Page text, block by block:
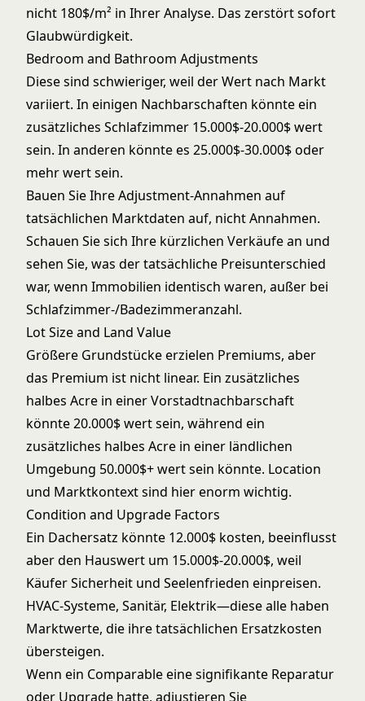
nicht 180$/m² in Ihrer Analyse. Das zerstört sofort
Glaubwürdigkeit.
Bedroom and Bathroom Adjustments
Diese sind schwieriger, weil der Wert nach Markt
variiert. In einigen Nachbarschaften könnte ein
zusätzliches Schlafzimmer 15.000$-20.000$ wert
sein. In anderen könnte es 25.000$-30.000$ oder
mehr wert sein.
Bauen Sie Ihre Adjustment-Annahmen auf
tatsächlichen Marktdaten auf, nicht Annahmen.
Schauen Sie sich Ihre kürzlichen Verkäufe an und
sehen Sie, was der tatsächliche Preisunterschied
war, wenn Immobilien identisch waren, außer bei
Schlafzimmer-/Badezimmeranzahl.
Lot Size and Land Value
Größere Grundstücke erzielen Premiums, aber
das Premium ist nicht linear. Ein zusätzliches
halbes Acre in einer Vorstadtnachbarschaft
könnte 20.000$ wert sein, während ein
zusätzliches halbes Acre in einer ländlichen
Umgebung 50.000$+ wert sein könnte. Location
und Marktkontext sind hier enorm wichtig.
Condition and Upgrade Factors
Ein Dachersatz könnte 12.000$ kosten, beeinflusst
aber den Hauswert um 15.000$-20.000$, weil
Käufer Sicherheit und Seelenfrieden einpreisen.
HVAC-Systeme, Sanitär, Elektrik—diese alle haben
Marktwerte, die ihre tatsächlichen Ersatzkosten
übersteigen.
Wenn ein Comparable eine signifikante Reparatur
oder Upgrade hatte, adjustieren Sie